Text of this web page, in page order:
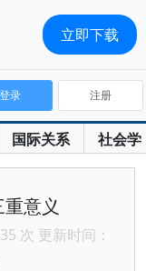
国际关系 社会学
登录 注册
意义
次 更新时间：
立即下载